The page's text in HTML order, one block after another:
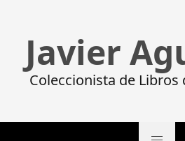
Javier
Coleccionista de Libros